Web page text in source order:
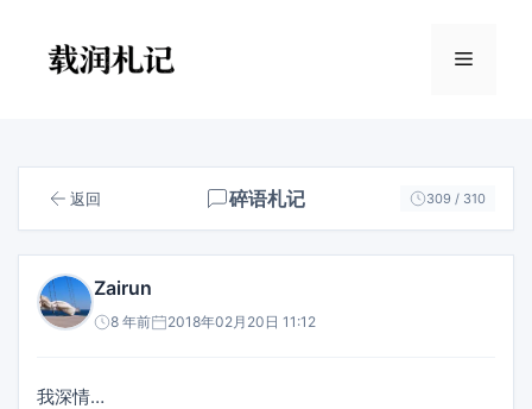
菜
返回 碎语札记 309 / 310
Zairun
8 年前 2018年02月20日 11:12
我深情…